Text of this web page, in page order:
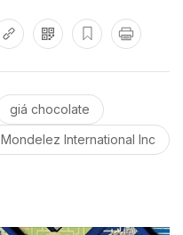
giá chocolate
Mondelez International Inc